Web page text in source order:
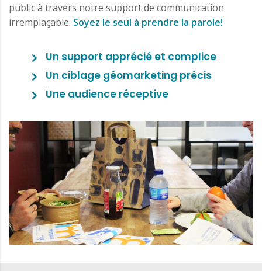
public à travers notre support de communication
irremplaçable. Soyez le seul à prendre la parole!
Un support apprécié et complice
Un ciblage géomarketing précis
Une audience réceptive